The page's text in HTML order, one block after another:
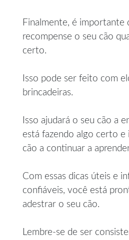
Finalmente, é importante
recompense o seu cão
certo.
Isso pode ser feito com
brincadeiras.
Isso ajudará o seu cão a
está fazendo algo certo e
cão a continuar a
Com essas dicas úteis e
confiáveis, você está
adestrar o seu cão.
Lembre-se de ser